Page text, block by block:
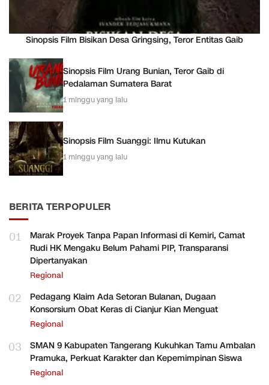
Sinopsis Film Bisikan Desa Gringsing, Teror Entitas Gaib
Sinopsis Film Urang Bunian, Teror Gaib di
Pedalaman Sumatera Barat
1 minggu yang lalu
Sinopsis Film Suanggi: Ilmu Kutukan
1 minggu yang lalu
BERITA TERPOPULER
01
Marak Proyek Tanpa Papan Informasi di Kemiri, Camat
Rudi HK Mengaku Belum Pahami PIP, Transparansi
Dipertanyakan
Regional
02
Pedagang Klaim Ada Setoran Bulanan, Dugaan
Konsorsium Obat Keras di Cianjur Kian Menguat
Regional
03
SMAN 9 Kabupaten Tangerang Kukuhkan Tamu Ambalan
Pramuka, Perkuat Karakter dan Kepemimpinan Siswa
Regional